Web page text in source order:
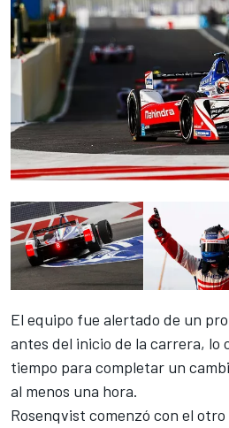
El equipo fue alertado de un
antes del inicio de la carrera, lo
tiempo para completar un
al menos una hora.
Rosenqvist comenzó con el